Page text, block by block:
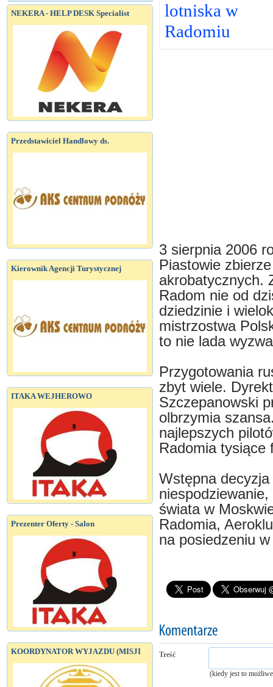
NEKERA - HELP DESK Specialist
Przedstawiciel Handlowy ds.
Kierownik Agencji Turystycznej
ITAKA WEJHEROWO
Prezenter Oferty - Salon
KOORDYNATOR WYJAZDU (MISJI
lotniska w
Radomiu
3 sierpnia 2006
Piastowie
akrobatycznych.
Radom nie od
dziedzinie i
mistrzostwa
to nie lada
Przygotowania
zbyt wiele.
Szczepanowski
olbrzymia
najlepszych
Radomia tysiące
Wstępna decyzja
świata w
Radomia,
na posiedzeniu
Treść
(kiedy jest to